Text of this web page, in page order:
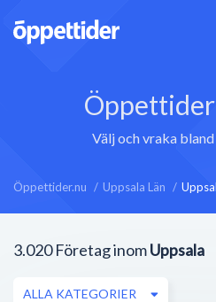
Öppettider
Välj och vraka
Öppettider.nu Uppsala Län
3.020 Företag inomUppsala
ALLA KATEGORIER